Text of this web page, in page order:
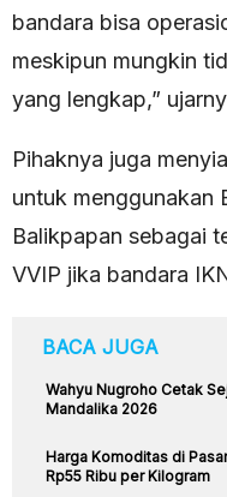
bandara bisa
meskipun mungkin
yang lengkap,”
Pihaknya juga
untuk menggunakan
Balikpapan sebagai
VVIP jika bandara
BACA JUGA
Wahyu Nugroho Cetak
Mandalika 2026
Harga Komoditas di
Rp55 Ribu per Kilogram